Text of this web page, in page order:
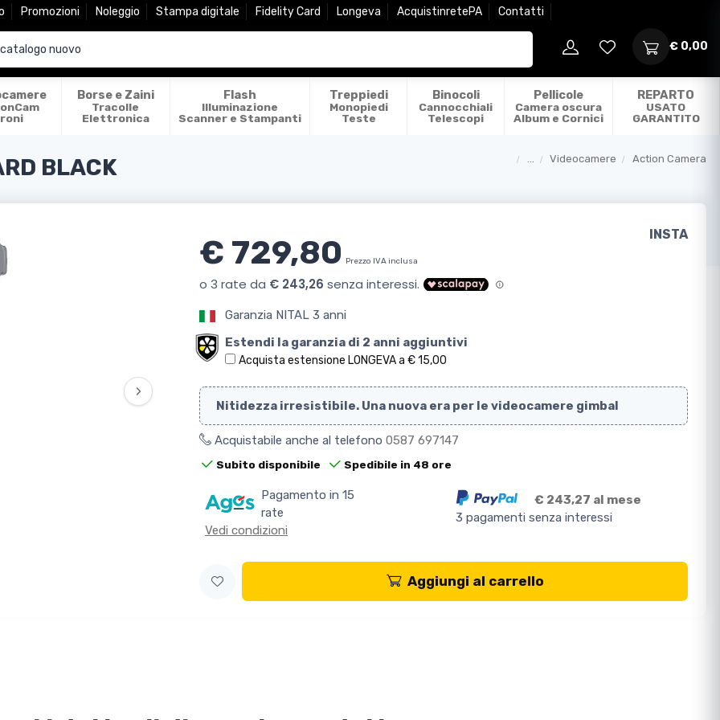
Promozioni Noleggio Stampa digitale Fidelity Card Longeva AcquistinretePA Contatti
€ 0,00
Borse e Zaini
Tracolle
Elettronica
Flash
Illuminazione
Scanner e Stampanti
Treppiedi
Monopiedi
Teste
Binocoli
Cannocchiali
Telescopi
Pellicole
Camera oscura
Album e Cornici
REPARTO
USATO
GARANTITO
Videocamere Action Camera
BLACK
›
INSTA
€ 729,80 Prezzo IVA inclusa
Garanzia NITAL 3 anni
Estendi la garanzia di 2 anni aggiuntivi
Acquista estensione LONGEVA a € 15,00
Nitidezza irresistibile. Una nuova era per le videocamere gimbal
Acquistabile anche al telefono 0587 697147
Subito disponibile Spedibile in 48 ore
Pagamento in 15
rate
Vedi condizioni
€ 243,27 al mese
3 pagamenti senza interessi
Aggiungi al carrello